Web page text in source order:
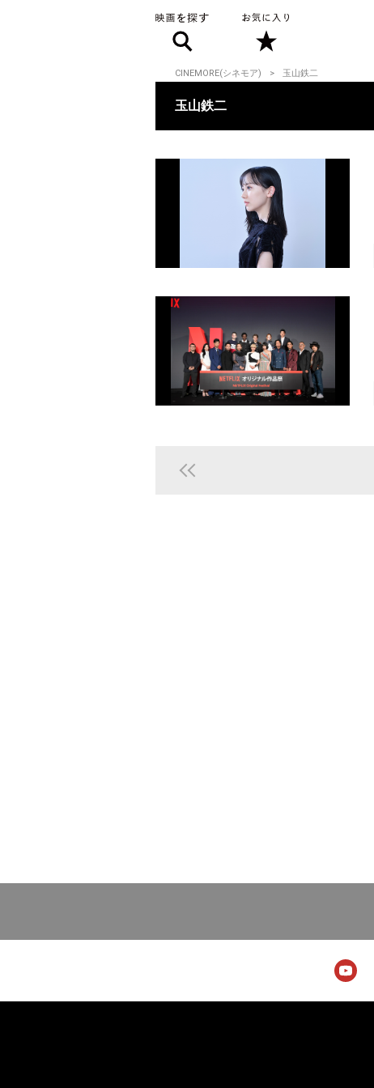
CINEMORE(シネモア) 玉山鉄二
玉山鉄二